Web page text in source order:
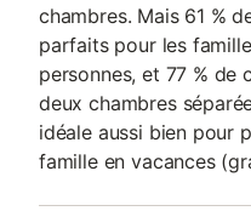
chambres. Mais 61 %
parfaits pour les
personnes, et 77 % de
deux chambres
idéale aussi bien pour
famille en vacances